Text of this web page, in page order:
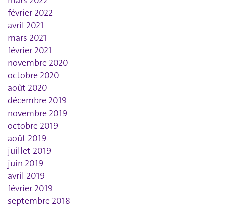
février 2022
avril 2021
mars 2021
février 2021
novembre 2020
octobre 2020
août 2020
décembre 2019
novembre 2019
octobre 2019
août 2019
juillet 2019
juin 2019
avril 2019
février 2019
septembre 2018